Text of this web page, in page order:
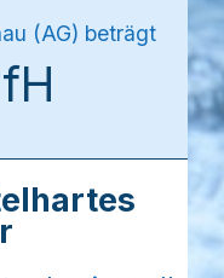
(AG) beträgt